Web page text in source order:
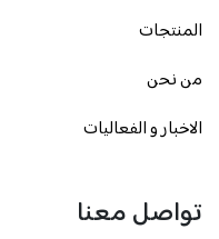
المنتجات
من نحن
الاخبار و الفعاليات
تواصل معنا